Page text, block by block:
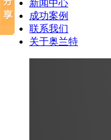
新闻中心
成功案例
联系我们
关于奥兰特